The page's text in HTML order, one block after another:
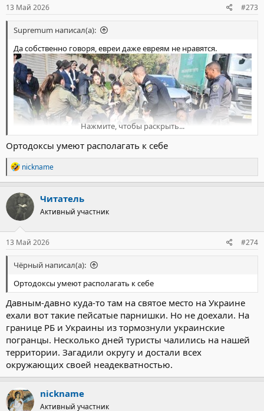
13 Май 2026 #273
Supremum написал(а):
Да собственно говоря, евреи даже евреям не нравятся.
Нажмите, чтобы раскрыть...
Ортодоксы умеют располагать к себе
Р
е
а
к
ц
и
и
:
nickname
Читатель
Активный участник
13 Май 2026 #274
Чёрный написал(а):
Ортодоксы умеют располагать к себе
Давным-давно куда-то там на святое место на Украине
ехали вот такие пейсатые парнишки. Но не доехали. На
границе РБ и Украины из тормознули украинские
погранцы. Несколько дней туристы чалились на нашей
территории. Загадили округу и достали всех
окружающих своей неадекватностью.
nickname
Активный участник